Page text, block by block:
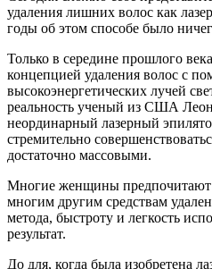
удаления лишних волос как
годы об этом способе было
Только в середине прошлого
концепцией удаления волос с
высокоэнергетических лучей
реальность ученый из США Леон
неординарный лазерный
стремительно
достаточно массовыми.
Многие женщины предпочитают
многим другим средствам
метода, быстроту и легкость
результат.
До для, когда была изобретена